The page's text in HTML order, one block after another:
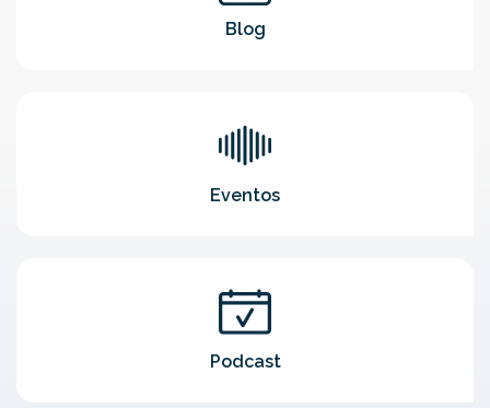
Blog
Eventos
Podcast